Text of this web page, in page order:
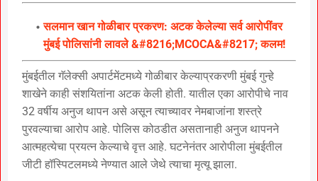
सलमान खान गोळीबार प्रकरण: अटक केलेल्या सर्व आरोपींवर
मुंबई पोलिसांनी लावले &#8216;MCOCA&#8217; कलम!
मुंबईतील गॅलेक्सी अपार्टमेंटमध्ये गोळीबार केल्याप्रकरणी मुंबई गुन्हे
शाखेने काही संशयितांना अटक केली होती. यातील एका आरोपीचे नाव
32 वर्षीय अनुज थापन असे असून त्याच्यावर नेमबाजांना शस्त्रे
पुरवल्याचा आरोप आहे. पोलिस कोठडीत असतानाही अनुज थापनने
आत्महत्येचा प्रयत्न केल्याचे वृत्त आहे. घटनेनंतर आरोपीला मुंबईतील
जीटी हॉस्पिटलमध्ये नेण्यात आले जेथे त्याचा मृत्यू झाला.